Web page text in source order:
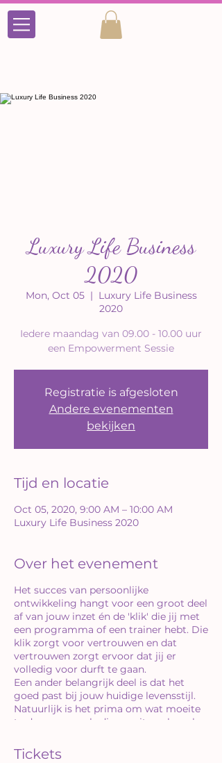
Luxury Life Business
2020
Mon, Oct 05
  |
Luxury Life Business
2020
Iedere maandag van 09.00 - 10.00 uur
een Empowerment Sessie
Registratie is afgesloten
Andere evenementen
bekijken
Tijd en locatie
Oct 05, 2020, 9:00 AM – 10:00 AM
Luxury Life Business 2020
Over het evenement
Het succes van persoonlijke
ontwikkeling hangt voor een groot deel
af van jouw inzet én de 'klik' die jij met
een programma of een trainer hebt. Die
klik zorgt voor vertrouwen en dat
vertrouwen zorgt ervoor dat jij er
volledig voor durft te gaan.
​Een ander belangrijk deel is dat het
goed past bij jouw huidige levensstijl.
Natuurlijk is het prima om wat moeite
te doen, maar als die moeite ook veel
de plank al helemaal mis.
Tickets